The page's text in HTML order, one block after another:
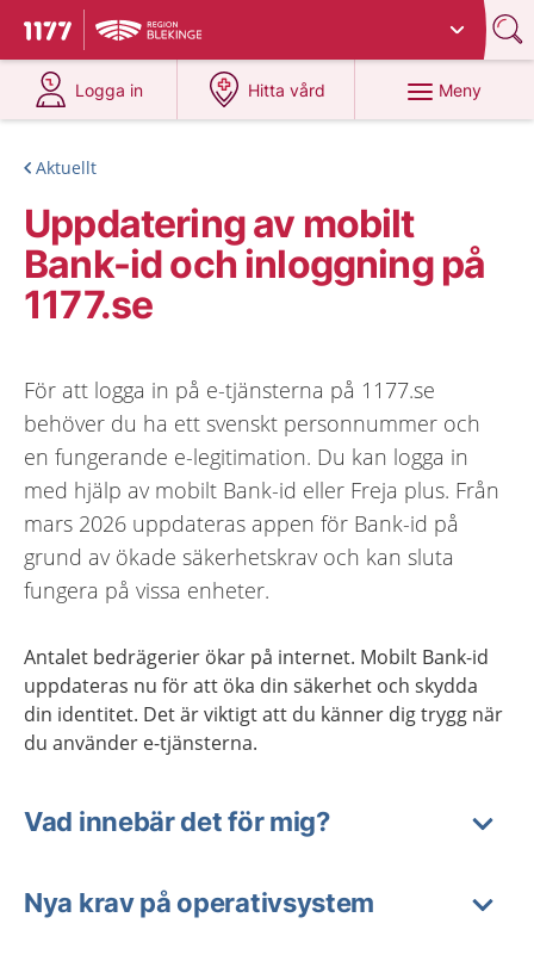
Till startsidan för 1177
Du har valt region
Logga in
på 1177.se
Hitta vård
på 1177.se
Meny
Aktuellt
Uppdatering av mobilt
Bank-id och inloggning på
1177.se
För att logga in på e-tjänsterna på 1177.se
behöver du ha ett svenskt personnummer och
en fungerande e-legitimation. Du kan logga in
med hjälp av mobilt Bank-id eller Freja plus. Från
mars 2026 uppdateras appen för Bank-id på
grund av ökade säkerhetskrav och kan sluta
fungera på vissa enheter.
Antalet bedrägerier ökar på internet. Mobilt Bank-id
uppdateras nu för att öka din säkerhet och skydda
din identitet. Det är viktigt att du känner dig trygg när
du använder e-tjänsterna.
Vad innebär det för mig?
Nya krav på operativsystem